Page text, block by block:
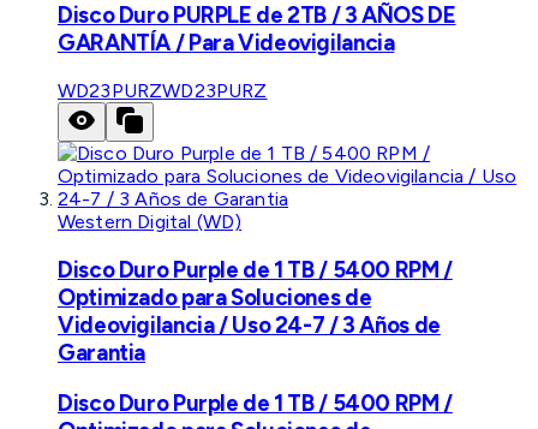
Disco Duro PURPLE de 2TB / 3 AÑOS DE
GARANTÍA / Para Videovigilancia
WD23PURZWD23PURZ
Western Digital (WD)
Disco Duro Purple de 1 TB / 5400 RPM /
Optimizado para Soluciones de
Videovigilancia / Uso 24-7 / 3 Años de
Garantia
Disco Duro Purple de 1 TB / 5400 RPM /